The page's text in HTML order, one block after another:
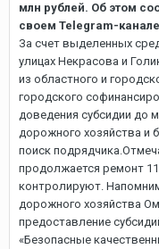
млн рублей. Об этом
своем Telegram-
За счет выделенных
улицах Некрасова и
из областного и
городского
доведения субсидии до
дорожного хозяйства и
поиск
продолжается ремонт
контролируют.
дорожного хозяйства
предоставление
«Безопасные